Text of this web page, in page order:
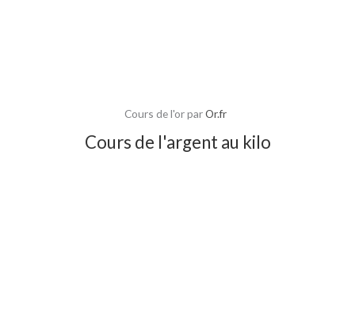
Cours de l'or parOr.fr
Cours de l'argent au kilo